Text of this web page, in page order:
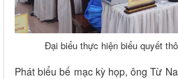
Đại biểu thực hiện biểu quyết
Phát biểu bế mạc kỳ họp, ông Từ